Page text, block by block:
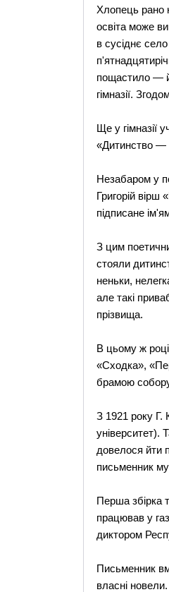
Хлопець рано
освіта може
в сусіднє
пощастило —
гімназії.
Ще у гімназії
«Дитинство —
Незабаром у
Григорій
підписане
З цим
стояли
неньки,
але такі
прізвища.
В цьому ж
«Сходка»,
брамою
З 1921 року Г.
університет).
довелося йти
письменник
Перша збірка
працював у
диктором
Письменник
власні новели.